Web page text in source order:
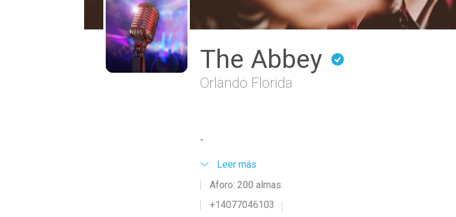
The Abbey
Orlando Florida
-
Leer más
Aforo: 200 almas.
+14077046103